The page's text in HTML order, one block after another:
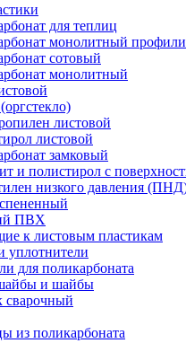
для теплиц
монолитный
сотовый
монолитный
листовой
листовой
замковый
и полистирол с
низкого давления
ПВХ
к листовым пластикам
уплотнители
для поликарбоната
и шайбы
сварочный
из поликарбоната